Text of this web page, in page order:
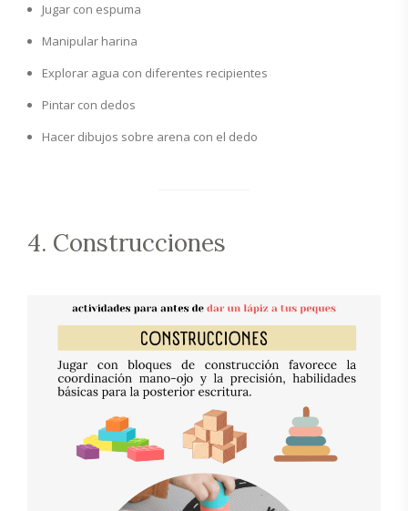
Jugar con espuma
Manipular harina
Explorar agua con diferentes recipientes
Pintar con dedos
Hacer dibujos sobre arena con el dedo
4. Construcciones